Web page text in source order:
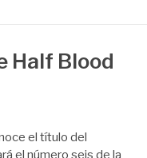
Half Blood
el título del
el número seis de la